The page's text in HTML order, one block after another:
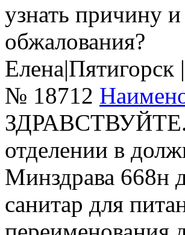
узнать причину
обжалования?
Елена|Пятигорск |
№ 18712
ЗДРАВСТВУЙТЕ.
отделении в
Минздрава 668н
санитар для